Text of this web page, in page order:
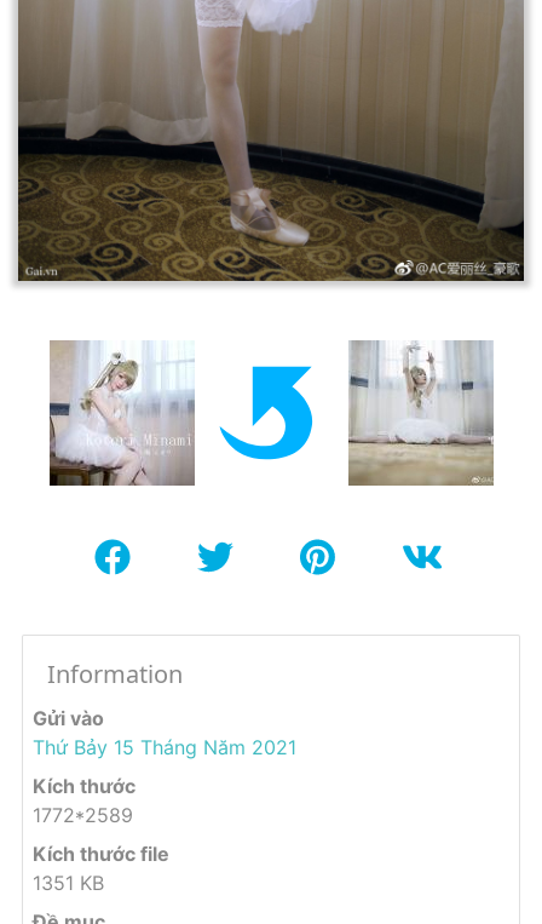
Information
Gửi vào
Thứ Bảy 15 Tháng Năm 2021
Kích thước
1772*2589
Kích thước file
1351 KB